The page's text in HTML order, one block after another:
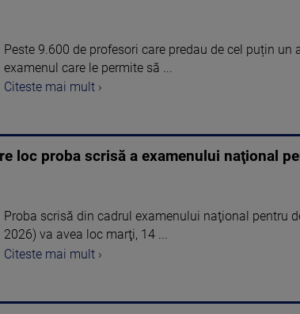
Peste 9.600 de profesori care predau de cel puțin
examenul care le permite să ...
Citeste mai mult ›
loc proba scrisă a examenului naţional
Proba scrisă din cadrul examenului naţional pentru
2026) va avea loc marţi, 14 ...
Citeste mai mult ›